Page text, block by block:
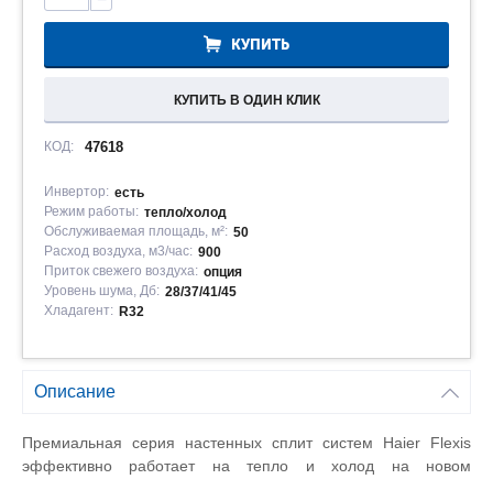
КУПИТЬ
КУПИТЬ В ОДИН КЛИК
КОД: 47618
Инвертор: есть
Режим работы: тепло/холод
Обслуживаемая площадь, м²: 50
Расход воздуха, м3/час: 900
Приток свежего воздуха: опция
Уровень шума, Дб: 28/37/41/45
Хладагент: R32
Описание
Премиальная серия настенных сплит систем Haier
Flexis
эффективно работает на тепло и холод на новом